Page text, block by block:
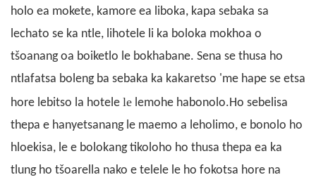
holo ea mokete, kamore ea liboka, kapa sebaka sa
lechato se ka ntle, lihotele li ka boloka mokhoa o
tšoanang oa boiketlo le bokhabane. Sena se thusa ho
ntlafatsa boleng ba sebaka ka kakaretso 'me hape se etsa
hore lebitso la hotele le lemohe habonolo.Ho sebelisa
thepa e hanyetsanang le maemo a leholimo, e bonolo ho
hloekisa, le e bolokang tikoloho ho thusa thepa ea ka
tlung ho tšoarella nako e telele le ho fokotsa hore na